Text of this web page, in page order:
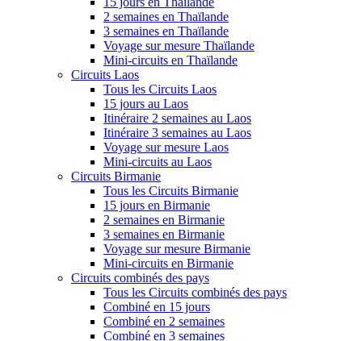
2 semaines en Thaïlande
3 semaines en Thaïlande
Voyage sur mesure Thaïlande
Mini-circuits en Thaïlande
Circuits Laos
Tous les Circuits Laos
15 jours au Laos
Itinéraire 2 semaines au Laos
Itinéraire 3 semaines au Laos
Voyage sur mesure Laos
Mini-circuits au Laos
Circuits Birmanie
Tous les Circuits Birmanie
15 jours en Birmanie
2 semaines en Birmanie
3 semaines en Birmanie
Voyage sur mesure Birmanie
Mini-circuits en Birmanie
Circuits combinés des pays
Tous les Circuits combinés des pays
Combiné en 15 jours
Combiné en 2 semaines
Combiné en 3 semaines